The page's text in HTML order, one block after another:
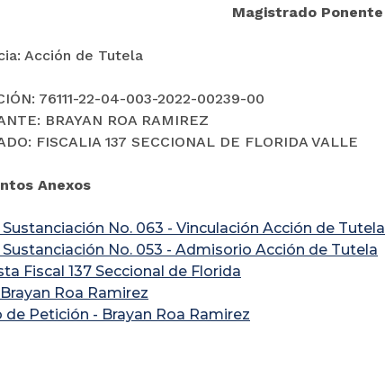
Magistrado Ponente
Acción de Tutela
76111-22-04-003-2022-00239-00
BRAYAN ROA RAMIREZ
FISCALIA 137 SECCIONAL DE FLORIDA VALLE
Anexos
No. 063 - Vinculación Acción de Tutela
No. 053 - Admisorio Acción de Tutela
Fiscal 137 Seccional de Florida
Roa Ramirez
de Petición - Brayan Roa Ramirez